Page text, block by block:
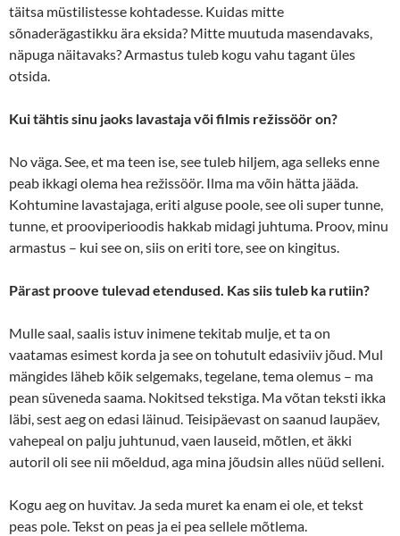
täitsa müstilistesse kohtadesse. Kuidas mitte
sõnaderägastikku ära eksida? Mitte muutuda masendavaks,
näpuga näitavaks? Armastus tuleb kogu vahu tagant üles
otsida.
Kui tähtis sinu jaoks lavastaja või filmis režissöör on?
No väga. See, et ma teen ise, see tuleb hiljem, aga selleks enne
peab ikkagi olema hea režissöör. Ilma ma võin hätta jääda.
Kohtumine lavastajaga, eriti alguse poole, see oli super tunne,
tunne, et prooviperioodis hakkab midagi juhtuma. Proov, minu
armastus – kui see on, siis on eriti tore, see on kingitus.
Pärast proove tulevad etendused. Kas siis tuleb ka rutiin?
Mulle saal, saalis istuv inimene tekitab mulje, et ta on
vaatamas esimest korda ja see on tohutult edasiviiv jõud. Mul
mängides läheb kõik selgemaks, tegelane, tema olemus – ma
pean süveneda saama. Nokitsed tekstiga. Ma võtan teksti ikka
läbi, sest aeg on edasi läinud. Teisipäevast on saanud laupäev,
vahepeal on palju juhtunud, vaen lauseid, mõtlen, et äkki
autoril oli see nii mõeldud, aga mina jõudsin alles nüüd selleni.
Kogu aeg on huvitav. Ja seda muret ka enam ei ole, et tekst
peas pole. Tekst on peas ja ei pea sellele mõtlema.